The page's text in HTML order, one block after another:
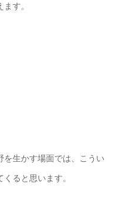
す。
を生かす場面では、こうい
ると思います。